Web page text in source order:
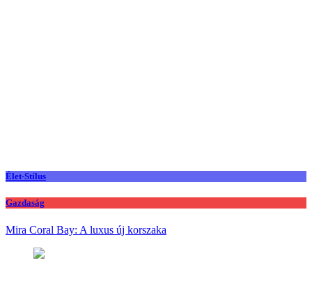
Élet-Stílus
Gazdaság
Mira Coral Bay: A luxus új korszaka